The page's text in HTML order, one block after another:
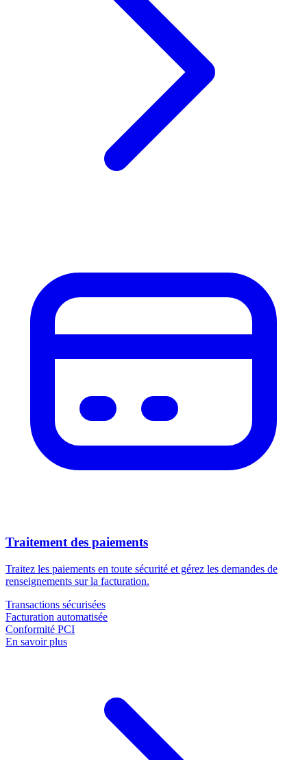
Traitement des paiements
Traitez les paiements en toute sécurité et gérez les demandes de
renseignements sur la facturation.
Transactions sécurisées
Facturation automatisée
Conformité PCI
En savoir plus